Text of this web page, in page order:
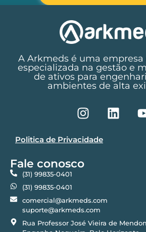
A Arkmeds é uma
especializada na gestão e
de ativos para
ambientes de alta
Politica de Privacidade
Fale conosco
(31) 99835-0401
(31) 99835-0401
comercial@arkmeds.com
suporte@arkmeds.com
Rua Professor José Vieira de